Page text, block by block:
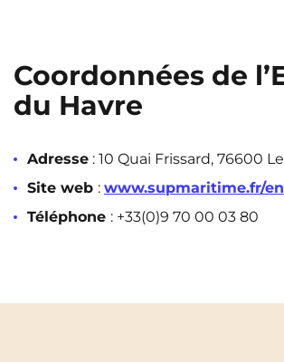
Coordonnées de
du Havre
Adresse : 10 Quai Frissard, 76600
Site web : www.supmaritime.fr/
Téléphone : +33(0)9 70 00 03 80